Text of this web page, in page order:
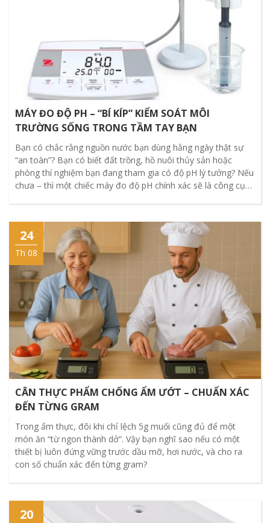
MÁY ĐO ĐỘ PH – “BÍ KÍP” KIỂM SOÁT MÔI
TRƯỜNG SỐNG TRONG TẦM TAY BẠN
Bạn có chắc rằng nguồn nước bạn dùng hằng ngày thật sự
“an toàn”? Bạn có biết đất trồng, hồ nuôi thủy sản hoặc
phòng thí nghiệm bạn đang tham gia có độ pH lý tưởng? Nếu
chưa – thì một chiếc máy đo độ pH chính xác sẽ là công cụ
24
Th 08
CÂN THỰC PHẨM CHỐNG ẨM ƯỚT – CHUẨN XÁC
ĐẾN TỪNG GRAM
Trong ẩm thực, đôi khi chỉ lệch 5g muối cũng đủ để một
món ăn “từ ngon thành dở”. Vậy bạn nghĩ sao nếu có một
thiết bị luôn đứng vững trước dầu mỡ, hơi nước, và cho ra
con số chuẩn xác đến từng gram?
20